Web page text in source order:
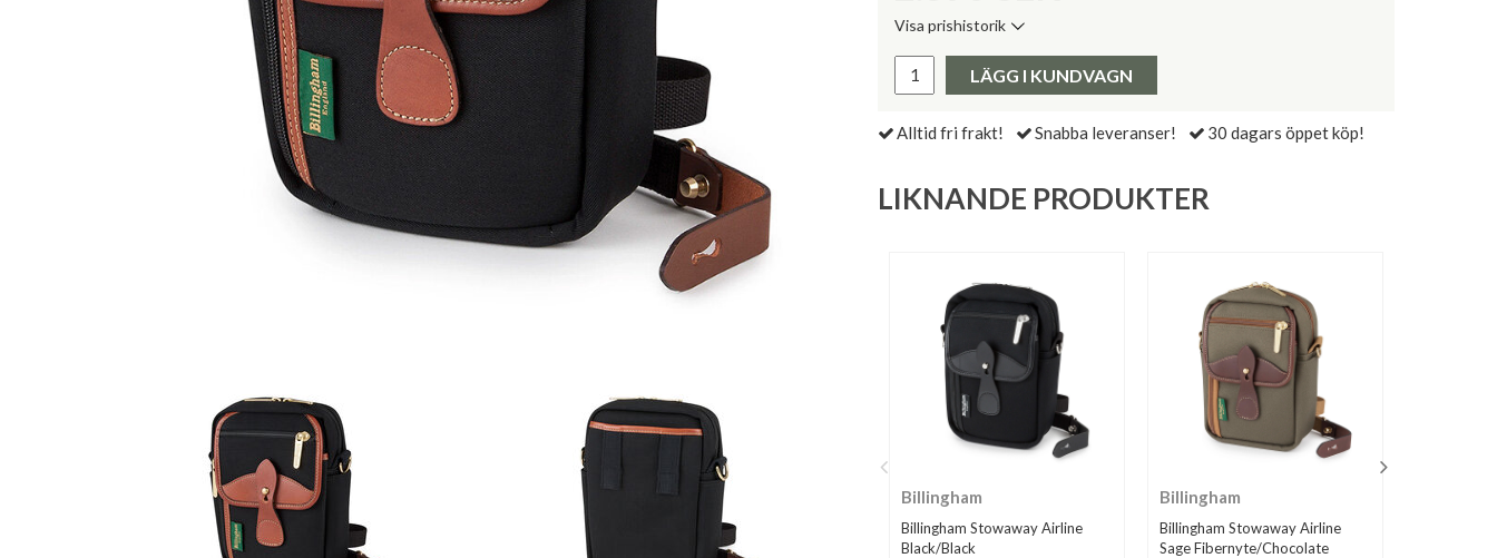
Visa prishistorik
Pris:
LÄGG I KUNDVAGN
Alltid fri frakt! Snabba leveranser! 30 dagars öppet köp!
LIKNANDE PRODUKTER
Billingham
Billingham Stowaway Airline
Black/Black
Billingham
Billingham Stowaway Airline
Sage Fibernyte/Chocolate